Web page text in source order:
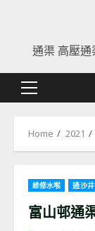
content
通渠 高壓
Primary
Home 2021
維修水喉 通沙井
富山邨通